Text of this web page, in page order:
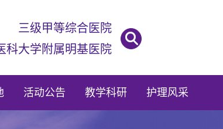
三级甲等综合医院
科大学附属明基医院

活动公告 教学科研 护理风采